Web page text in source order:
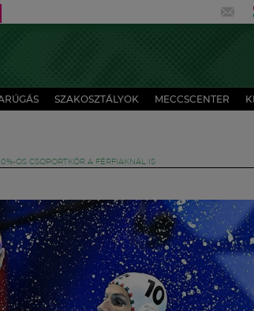
SZAKOSZTÁLYOK MECCSCENTER
OS CSOPORTKÖR A FÉRFIAKNÁL IS